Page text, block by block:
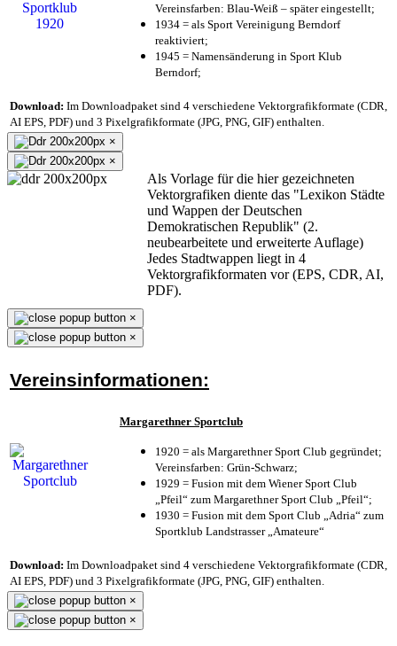
Vereinsfarben: Blau-Weiß – später eingestellt;
1934 = als Sport Vereinigung Berndorf
reaktiviert;
1945 = Namensänderung in Sport Klub
Berndorf;
Download: Im Downloadpaket sind 4 verschiedene Vektorgrafikformate (CDR,
AI EPS, PDF) und 3 Pixelgrafikformate (JPG, PNG, GIF) enthalten.
×
×
Als Vorlage für die hier gezeichneten
Vektorgrafiken diente das "Lexikon Städte
und Wappen der Deutschen
Demokratischen Republik" (2.
neubearbeitete und erweiterte Auflage)
Jedes Stadtwappen liegt in 4
Vektorgrafikformaten vor (EPS, CDR, AI,
PDF).
×
×
Vereinsinformationen:
Margarethner Sportclub
1920 = als Margarethner Sport Club gegründet;
Vereinsfarben: Grün-Schwarz;
1929 = Fusion mit dem Wiener Sport Club
„Pfeil“ zum Margarethner Sport Club „Pfeil“;
1930 = Fusion mit dem Sport Club „Adria“ zum
Sportklub Landstrasser „Amateure“
Download: Im Downloadpaket sind 4 verschiedene Vektorgrafikformate (CDR,
AI EPS, PDF) und 3 Pixelgrafikformate (JPG, PNG, GIF) enthalten.
×
×